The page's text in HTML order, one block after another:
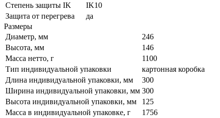
Степень защиты IK
IK10
Защита от перегрева
да
Размеры
Диаметр, мм
246
Высота, мм
146
Масса нетто, г
1100
Тип индивидуальной упаковки
картонная коробка
Длина индивидуальной упаковки, мм
300
Ширина индивидуальной упаковки, мм 300
Высота индивидуальной упаковки, мм
125
Масса в индивидуальной упаковке, г
1756